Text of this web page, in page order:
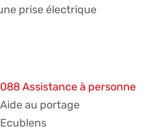
prise électrique
088 Assistance à personne
Aide au portage
Ecublens